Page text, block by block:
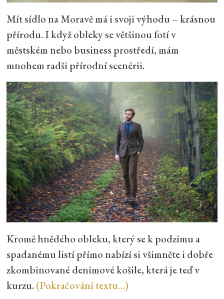
Mít sídlo na Moravě má i svoji výhodu – krásnou
přírodu. I když obleky se většinou fotí v
městském nebo business prostředí, mám
mnohem radši přírodní scenérii.
Kromě hnědého obleku, který se k podzimu a
spadanému listí přímo nabízí si všimněte i dobře
zkombinované denimové košile, která je teď v
kurzu. (Pokračování textu…)